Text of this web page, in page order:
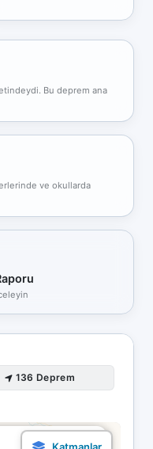
Bu deprem ana
ve okullarda
136 Deprem
×